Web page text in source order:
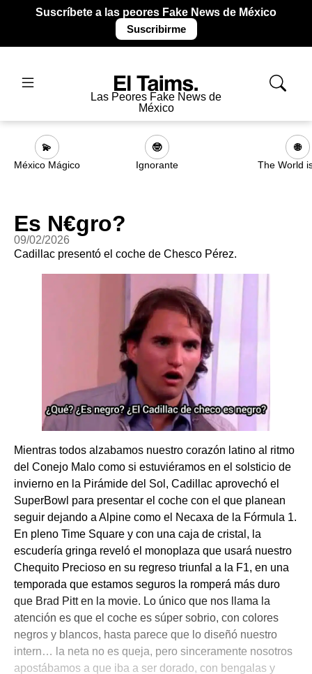
Suscríbete a las peores Fake News de México
Suscribirme
Las Peores Fake News de
México
💫
México Mágico
🤓
Ignorante
🌐
The World
Es N€gro?
09/02/2026
Cadillac presentó el coche de Chesco Pérez.
Mientras todos alzabamos nuestro corazón latino al ritmo
del Conejo Malo como si estuviéramos en el solsticio de
invierno en la Pirámide del Sol, Cadillac aprovechó el
SuperBowl para presentar el coche con el que planean
seguir dejando a Alpine como el Necaxa de la Fórmula 1.
En pleno Time Square y con una caja de cristal, la
escudería gringa reveló el monoplaza que usará nuestro
Chequito Precioso en su regreso triunfal a la F1, en una
temporada que estamos seguros la romperá más duro
que Brad Pitt en la movie. Lo único que nos llama la
atención es que el coche es súper sobrio, con colores
negros y blancos, hasta parece que lo diseñó nuestro
intern… la neta no es queja, pero sinceramente nosotros
apostábamos a que iba a ser dorado, con bengalas y